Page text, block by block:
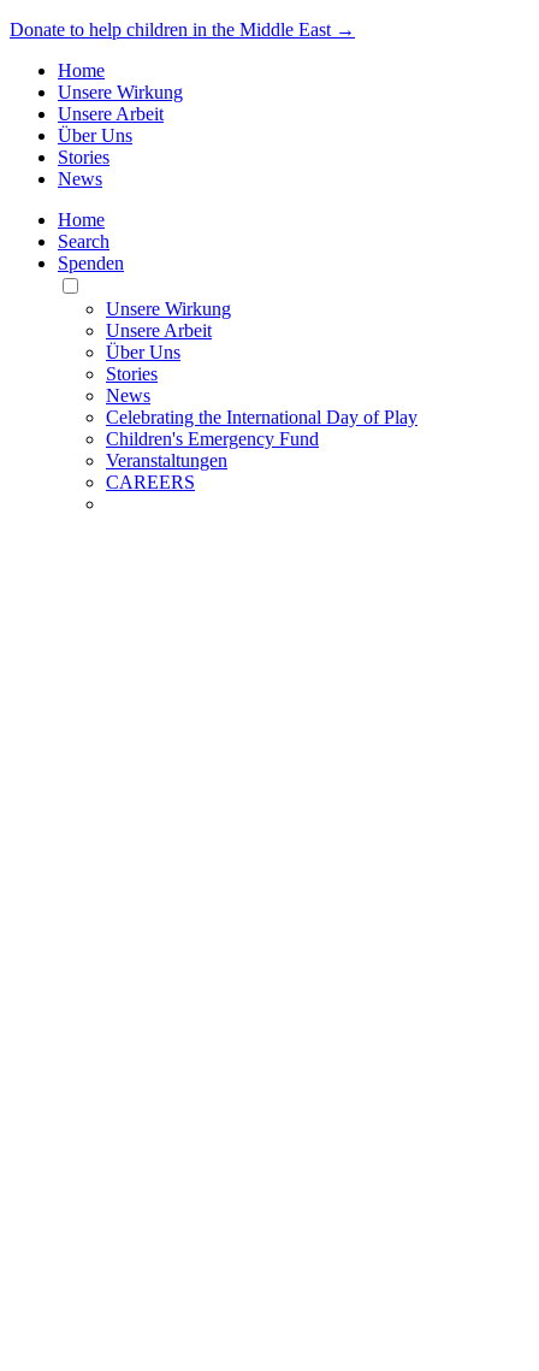
Donate to help children in the Middle East →
Home
Unsere Wirkung
Unsere Arbeit
Über Uns
Stories
News
Home
Search
Spenden
Toggle
Mobile
Menu
Unsere Wirkung
Unsere Arbeit
Über Uns
Stories
News
Celebrating the International Day of Play
Children's Emergency Fund
Veranstaltungen
CAREERS